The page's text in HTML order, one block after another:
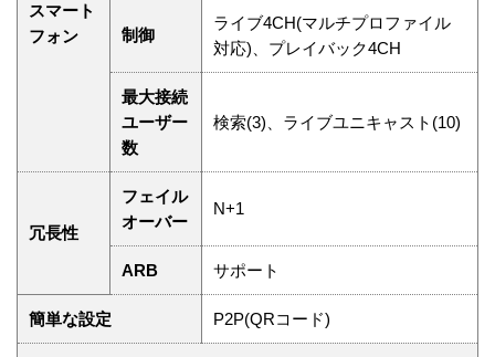
スマート
フォン
制御
ライブ4CH(マルチプロファイル
対応)、プレイバック4CH
最大接続
ユーザー
数
検索(3)、ライブユニキャスト(10)
冗長性
フェイル
オーバー
N+1
ARB サポート
簡単な設定 P2P(QRコード)